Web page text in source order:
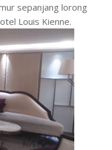
sepanjang lorong
Louis Kienne.